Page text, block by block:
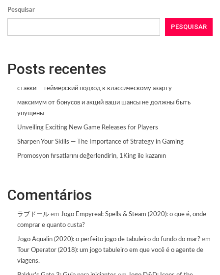
Pesquisar
PESQUISAR
Posts recentes
ставки — геймерский подход к классическому азарту
максимум от бонусов и акций ваши шансы не должны быть
упущены
Unveiling Exciting New Game Releases for Players
Sharpen Your Skills — The Importance of Strategy in Gaming
Promosyon fırsatlarını değerlendirin, 1King ile kazanın
Comentários
ラブドール em Jogo Empyreal: Spells & Steam (2020): o que é, onde
comprar e quanto custa?
Jogo Aqualin (2020): o perfeito jogo de tabuleiro do fundo do mar? em
Tour Operator (2018): um jogo tabuleiro em que você é o agente de
viagens.